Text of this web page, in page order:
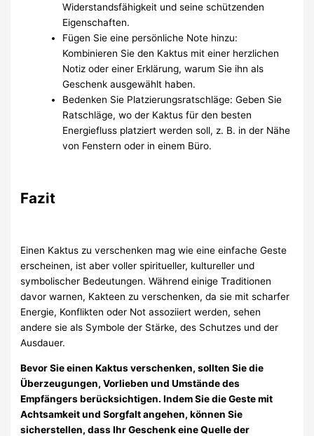
Widerstandsfähigkeit und seine schützenden
Eigenschaften.
Fügen Sie eine persönliche Note hinzu:
Kombinieren Sie den Kaktus mit einer herzlichen
Notiz oder einer Erklärung, warum Sie ihn als
Geschenk ausgewählt haben.
Bedenken Sie Platzierungsratschläge: Geben Sie
Ratschläge, wo der Kaktus für den besten
Energiefluss platziert werden soll, z. B. in der Nähe
von Fenstern oder in einem Büro.
Fazit
Einen Kaktus zu verschenken mag wie eine einfache Geste
erscheinen, ist aber voller spiritueller, kultureller und
symbolischer Bedeutungen. Während einige Traditionen
davor warnen, Kakteen zu verschenken, da sie mit scharfer
Energie, Konflikten oder Not assoziiert werden, sehen
andere sie als Symbole der Stärke, des Schutzes und der
Ausdauer.
Bevor Sie einen Kaktus verschenken, sollten Sie die
Überzeugungen, Vorlieben und Umstände des
Empfängers berücksichtigen. Indem Sie die Geste mit
Achtsamkeit und Sorgfalt angehen, können Sie
sicherstellen, dass Ihr Geschenk eine Quelle der